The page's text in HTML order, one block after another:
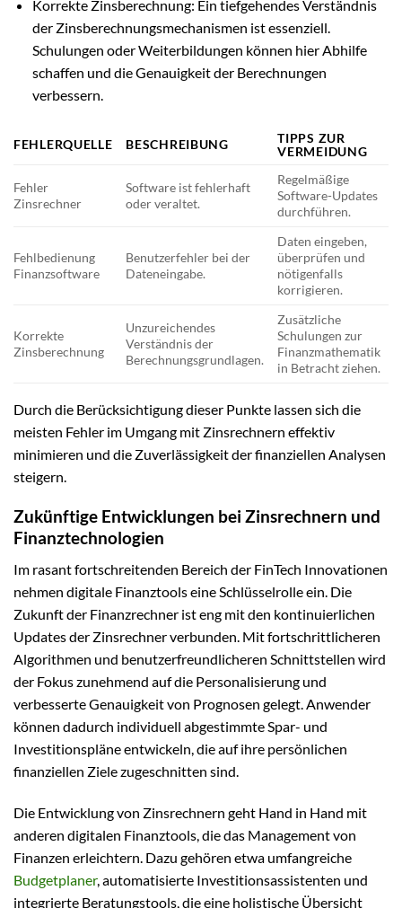
Korrekte Zinsberechnung: Ein tiefgehendes Verständnis
der Zinsberechnungsmechanismen ist essenziell.
Schulungen oder Weiterbildungen können hier Abhilfe
schaffen und die Genauigkeit der Berechnungen
verbessern.
FEHLERQUELLE BESCHREIBUNG
TIPPS ZUR
VERMEIDUNG
Fehler
Zinsrechner
Software ist fehlerhaft
oder veraltet.
Regelmäßige
Software-Updates
durchführen.
Fehlbedienung
Finanzsoftware
Benutzerfehler bei der
Dateneingabe.
Daten eingeben,
überprüfen und
nötigenfalls
korrigieren.
Korrekte
Zinsberechnung
Unzureichendes
Verständnis der
Berechnungsgrundlagen.
Zusätzliche
Schulungen zur
Finanzmathematik
in Betracht ziehen.
Durch die Berücksichtigung dieser Punkte lassen sich die
meisten Fehler im Umgang mit Zinsrechnern effektiv
minimieren und die Zuverlässigkeit der finanziellen Analysen
steigern.
Zukünftige Entwicklungen bei Zinsrechnern und
Finanztechnologien
Im rasant fortschreitenden Bereich der FinTech Innovationen
nehmen digitale Finanztools eine Schlüsselrolle ein. Die
Zukunft der Finanzrechner ist eng mit den kontinuierlichen
Updates der Zinsrechner verbunden. Mit fortschrittlicheren
Algorithmen und benutzerfreundlicheren Schnittstellen wird
der Fokus zunehmend auf die Personalisierung und
verbesserte Genauigkeit von Prognosen gelegt. Anwender
können dadurch individuell abgestimmte Spar- und
Investitionspläne entwickeln, die auf ihre persönlichen
finanziellen Ziele zugeschnitten sind.
Die Entwicklung von Zinsrechnern geht Hand in Hand mit
anderen digitalen Finanztools, die das Management von
Finanzen erleichtern. Dazu gehören etwa umfangreiche
Budgetplaner, automatisierte Investitionsassistenten und
integrierte Beratungstools, die eine holistische Übersicht